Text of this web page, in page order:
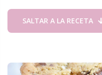
SALTAR A LA RECETA